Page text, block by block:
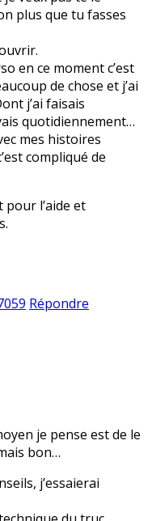
plus que tu fasses
en ce moment c’est
de chose et j’ai
j’ai faisais
quotidiennement…
mes histoires
compliqué de
l’aide et
Répondre
je pense est de le
bon…
j’essaierai